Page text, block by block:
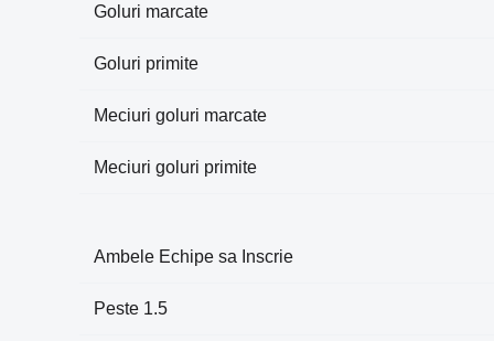
Goluri marcate
Goluri primite
Meciuri goluri marcate
Meciuri goluri primite
Ambele Echipe sa Inscrie
Peste 1.5